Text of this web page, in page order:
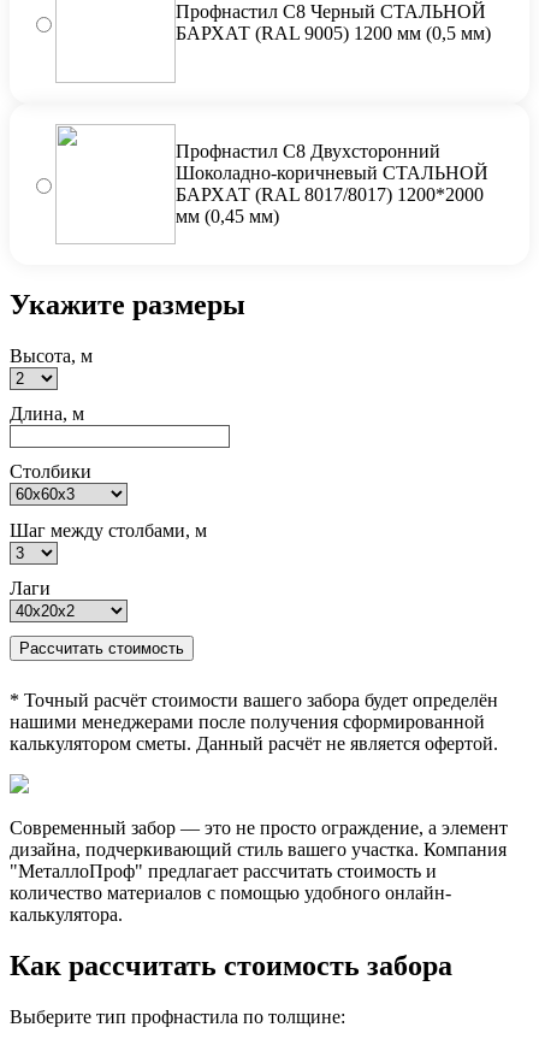
Профнастил С8 Черный СТАЛЬНОЙ
БАРХАТ (RAL 9005) 1200 мм (0,5 мм)
Профнастил С8 Двухсторонний
Шоколадно-коричневый СТАЛЬНОЙ
БАРХАТ (RAL 8017/8017) 1200*2000
мм (0,45 мм)
Укажите размеры
Высота, м
Длина, м
Столбики
Шаг между столбами, м
Лаги
Рассчитать стоимость
* Точный расчёт стоимости вашего забора будет определён
нашими менеджерами после получения сформированной
калькулятором сметы. Данный расчёт не является офертой.
Современный забор — это не просто ограждение, а элемент
дизайна, подчеркивающий стиль вашего участка. Компания
"МеталлоПроф" предлагает рассчитать стоимость и
количество материалов с помощью удобного онлайн-
калькулятора.
Как рассчитать стоимость забора
Выберите тип профнастила по толщине: